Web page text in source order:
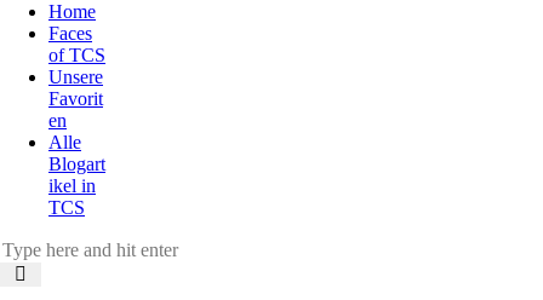
Home
Faces
of TCS
Unsere
Favorit
en
Alle
Blogart
ikel in
TCS